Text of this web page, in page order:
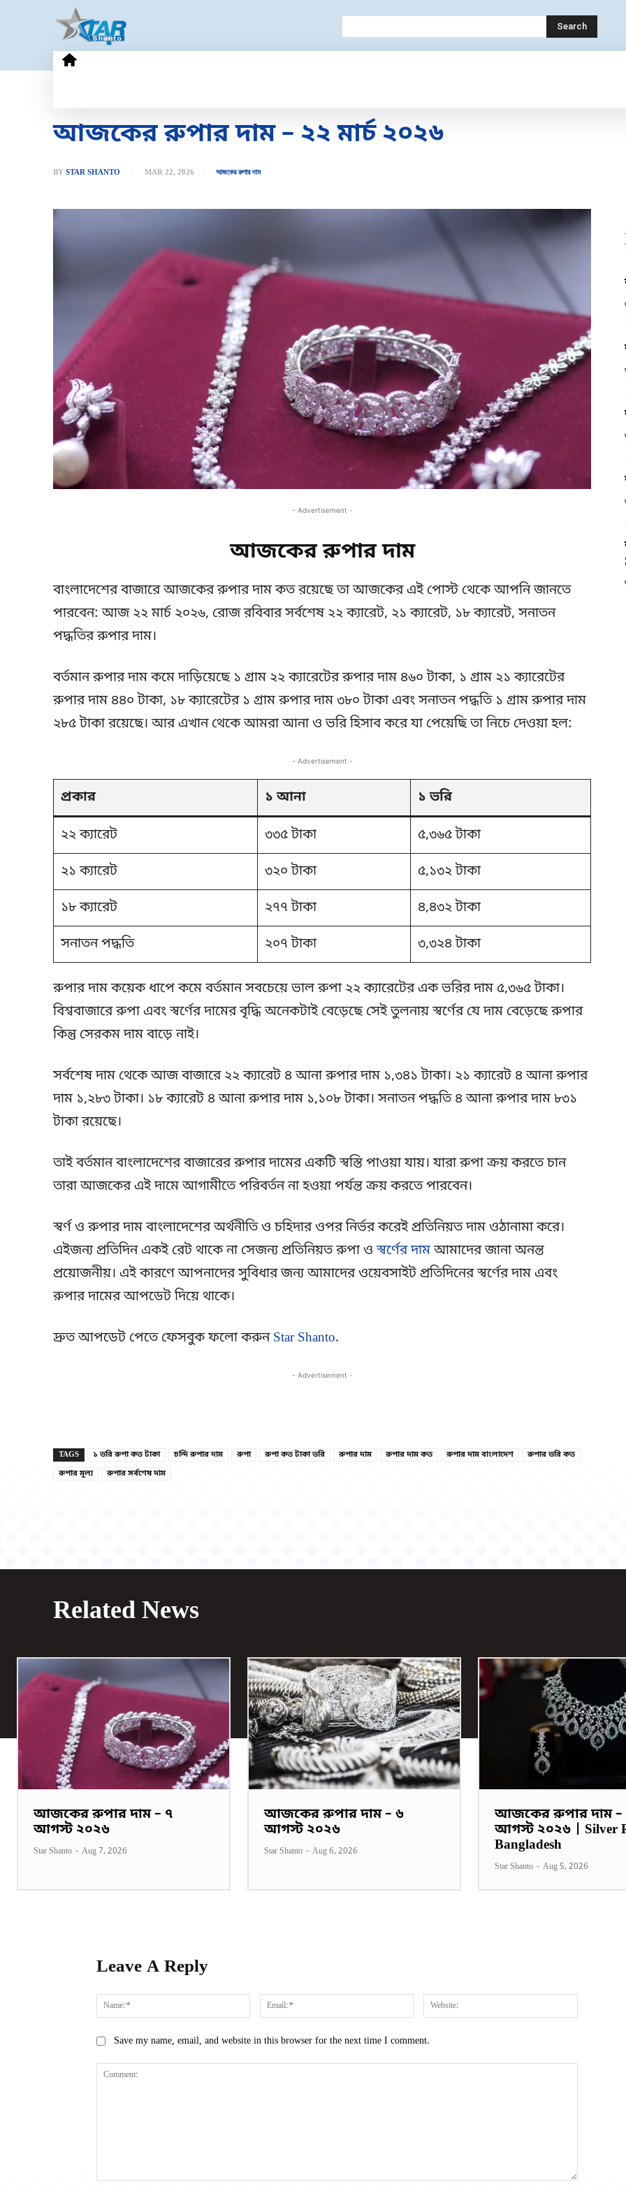
Search
আজকের রুপার দাম – ২২ মার্চ ২০২৬
BY STAR SHANTO MAR 22, 2026 আজকের রুপার দাম
- Advertisement -
আজকের রুপার দাম
বাংলাদেশের বাজারে আজকের রুপার দাম কত রয়েছে তা আজকের এই পোস্ট থেকে আপনি জানতে
পারবেন: আজ ২২ মার্চ ২০২৬, রোজ রবিবার সর্বশেষ ২২ ক্যারেট, ২১ ক্যারেট, ১৮ ক্যারেট, সনাতন
পদ্ধতির রুপার দাম।
বর্তমান রুপার দাম কমে দাড়িয়েছে ১ গ্রাম ২২ ক্যারেটের রুপার দাম ৪৬০ টাকা, ১ গ্রাম ২১ ক্যারেটের
রুপার দাম ৪৪০ টাকা, ১৮ ক্যারেটের ১ গ্রাম রুপার দাম ৩৮০ টাকা এবং সনাতন পদ্ধতি ১ গ্রাম রুপার দাম
২৮৫ টাকা রয়েছে। আর এখান থেকে আমরা আনা ও ভরি হিসাব করে যা পেয়েছি তা নিচে দেওয়া হল:
- Advertisement -
প্রকার ১ আনা ১ ভরি
২২ ক্যারেট ৩৩৫ টাকা ৫,৩৬৫ টাকা
২১ ক্যারেট ৩২০ টাকা ৫,১৩২ টাকা
১৮ ক্যারেট ২৭৭ টাকা ৪,৪৩২ টাকা
সনাতন পদ্ধতি ২০৭ টাকা ৩,৩২৪ টাকা
রুপার দাম কয়েক ধাপে কমে বর্তমান সবচেয়ে ভাল রুপা ২২ ক্যারেটের এক ভরির দাম ৫,৩৬৫ টাকা।
বিশ্ববাজারে রুপা এবং স্বর্ণের দামের বৃদ্ধি অনেকটাই বেড়েছে সেই তুলনায় স্বর্ণের যে দাম বেড়েছে রুপার
কিন্তু সেরকম দাম বাড়ে নাই।
সর্বশেষ দাম থেকে আজ বাজারে ২২ ক্যারেট ৪ আনা রুপার দাম ১,৩৪১ টাকা। ২১ ক্যারেট ৪ আনা রুপার
দাম ১,২৮৩ টাকা। ১৮ ক্যারেট ৪ আনা রুপার দাম ১,১০৮ টাকা। সনাতন পদ্ধতি ৪ আনা রুপার দাম ৮৩১
টাকা রয়েছে।
তাই বর্তমান বাংলাদেশের বাজারের রুপার দামের একটি স্বস্তি পাওয়া যায়। যারা রুপা ক্রয় করতে চান
তারা আজকের এই দামে আগামীতে পরিবর্তন না হওয়া পর্যন্ত ক্রয় করতে পারবেন।
স্বর্ণ ও রুপার দাম বাংলাদেশের অর্থনীতি ও চহিদার ওপর নির্ভর করেই প্রতিনিয়ত দাম ওঠানামা করে।
এইজন্য প্রতিদিন একই রেট থাকে না সেজন্য প্রতিনিয়ত রুপা ওস্বর্ণের দামআমাদের জানা অনন্ত
প্রয়োজনীয়। এই কারণে আপনাদের সুবিধার জন্য আমাদের ওয়েবসাইট প্রতিদিনের স্বর্ণের দাম এবং
রুপার দামের আপডেট দিয়ে থাকে।
দ্রুত আপডেট পেতে ফেসবুক ফলো করুন Star Shanto.
- Advertisement -
TAGS ১ ভরি রুপা কত টাকা চন্দি রুপার দাম রুপা রুপা কত টাকা ভরি রুপার দাম রুপার দাম কত রুপার দাম বাংলাদেশ
রুপার ভরি কত
রুপার মূল্য
রুপার সর্বশেষ দাম
Related News
আজকের রুপার দাম – ৭
আগস্ট ২০২৬
Star Shanto - Aug 7, 2026
আজকের রুপার দাম – ৬
আগস্ট ২০২৬
Star Shanto - Aug 6, 2026
আজকের রুপার দাম –
আগস্ট ২০২৬ | Silver
Bangladesh
Star Shanto - Aug 5, 2026
Leave A Reply
Name:* Email:*
Save my name, email, and website in this browser for the next time I comment.